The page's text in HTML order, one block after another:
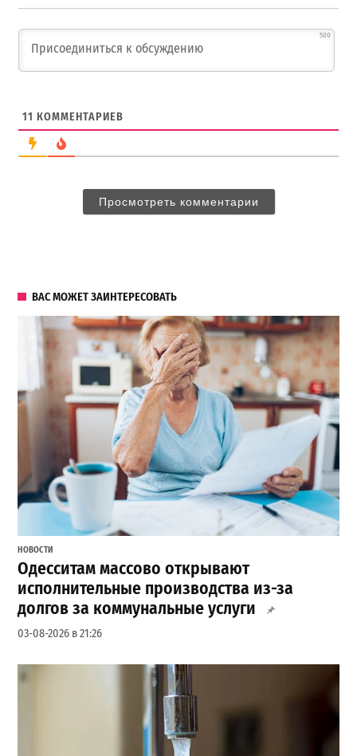
500
11 КОММЕНТАРИЕВ
Просмотреть комментарии
ВАС МОЖЕТ ЗАИНТЕРЕСОВАТЬ
НОВОСТИ
Одесситам массово открывают
исполнительные производства из-за
долгов за коммунальные услуги
03-08-2026 в 21:26